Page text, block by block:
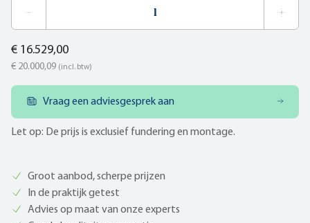
€ 16.529,00
€ 20.000,09 (incl. btw)
Vraag een adviesgesprek aan
Let op: De prijs is exclusief fundering en montage.
Groot aanbod, scherpe prijzen
In de praktijk getest
Advies op maat van onze experts